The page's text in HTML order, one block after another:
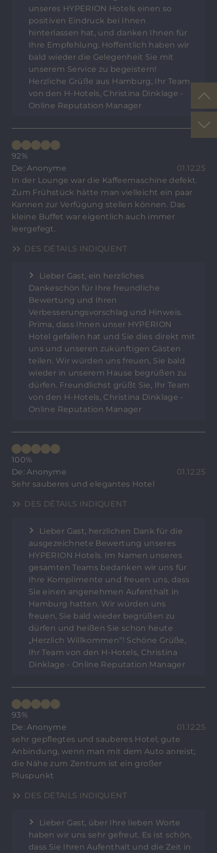
unseres HYPERION Hotels einen so
positiven Eindruck bei Ihnen
hinterlassen hat, und danken Ihnen für
Ihre Empfehlung. Hoffentlich haben wir
bald wieder die Gelegenheit Sie mit
unserem Service zu begeistern!
Herzliche Grüße aus Hamburg, Ihr Team
von den H-Hotels, Christina Dinklage -
Online Reputation Manager
92%
De: Anonyme
01.12.25
In der Lounge war die Kaffeemaschine defekt.
Zum Frühstück hätte man vielleicht ein paar
Kannen zur Verfügung stellen können. Das
kleine Buffet war eigentlich auch immer
leergefegt.
DES DÉTAILS INDIQUENT
Lieber Gast, ein herzliches
Dankeschön für Ihre freundliche
Bewertung und Ihren
Verbesserungsvorschlag und Hinweis.
Prima, dass Ihnen unser HYPERION
Hotel gefallen hat und Sie dies direkt mit
uns und unseren zukünftigen Gästen
teilen. Wir würden uns freuen, Sie bald
wieder in unserem Hause begrüßen zu
dürfen. Freundlichst grüßt Sie, Ihr Team
von den H-Hotels, Christina Dinklage -
Online Reputation Manager
100%
De: Anonyme
01.12.25
Sehr sauberes und elegantes Hotel
DES DÉTAILS INDIQUENT
Lieber Gast, herzlichen Dank für die
ausgezeichnete Bewertung unseres
HYPERION Hotels. Im Namen unseres
gesamten Teams bedanken wir uns für
Ihre Komplimente und freuen uns, dass
Sie einen angenehmen Aufenthalt in
Hamburg hatten. Wir würden uns
freuen, Sie bald wieder begrüßen zu
dürfen und heißen Sie schon heute
„Herzlich Willkommen“! Schöne Grüße,
Ihr Team von den H-Hotels, Christina
Dinklage - Online Reputation Manager
93%
De: Anonyme
01.12.25
sehr gepflegtes und sauberes Hotel; gute
Anbindung, wenn man mit dem Auto anreist;
die Nähe zum Zentrum ist ein großer
Pluspunkt
DES DÉTAILS INDIQUENT
Lieber Gast, über Ihre lieben Worte
haben wir uns sehr gefreut. Es ist schön,
dass Sie Ihren Aufenthalt und die Zeit in